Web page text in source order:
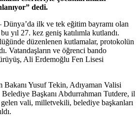
dedi.
ilk ve tek eğitim bayramı olan
yıl 27. kez geniş katılımla kutlandı.
düzenlenen kutlamalar, protokolün
Vatandaşların ve öğrenci bando
Ali Erdemoğlu Fen Lisesi
Yusuf Tekin, Adıyaman Valisi
Başkanı Abdurrahman Tutdere, il
vali, milletvekili, belediye başkanları